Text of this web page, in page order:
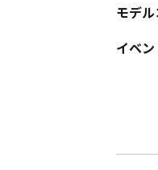
モデ
イベン